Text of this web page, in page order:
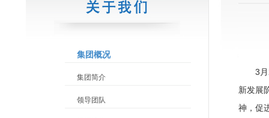
集团概况
集团简介
领导团队
3
新发展
神，促